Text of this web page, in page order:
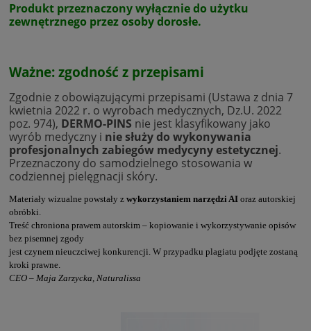
Produkt przeznaczony wyłącznie do użytku
zewnętrznego przez osoby dorosłe.
Ważne: zgodność z przepisami
Zgodnie z obowiązującymi przepisami (Ustawa z dnia 7
kwietnia 2022 r. o wyrobach medycznych, Dz.U. 2022
poz. 974), DERMO-PINS nie jest klasyfikowany jako
wyrób medyczny i nie służy do wykonywania
profesjonalnych zabiegów medycyny estetycznej.
Przeznaczony do samodzielnego stosowania w
codziennej pielęgnacji skóry.
Materiały wizualne powstały z wykorzystaniem narzędzi AI oraz autorskiej
obróbki.
Treść chroniona prawem autorskim – kopiowanie i wykorzystywanie opisów
bez pisemnej zgody
jest czynem nieuczciwej konkurencji. W przypadku plagiatu podjęte zostaną
kroki prawne.
CEO – Maja Zarzycka, Naturalissa